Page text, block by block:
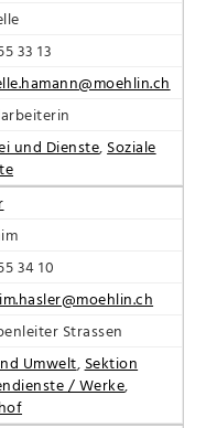
33 13
und Dienste, Soziale
34 10
Strassen
Umwelt, Sektion
/ Werke,